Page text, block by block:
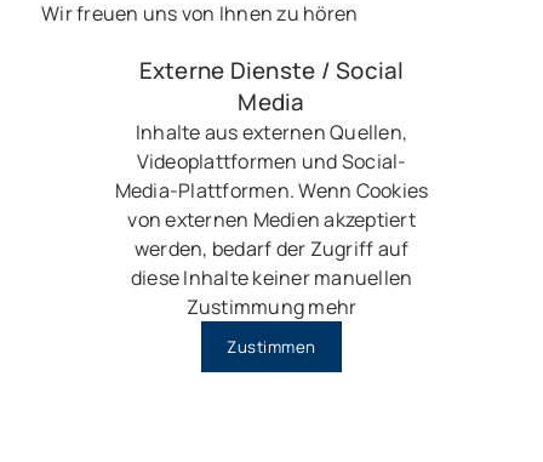
Wir freuen uns von Ihnen zu hören
Externe Dienste / Social
Media
Inhalte aus externen Quellen,
Videoplattformen und Social-
Media-Plattformen. Wenn Cookies
von externen Medien akzeptiert
werden, bedarf der Zugriff auf
diese Inhalte keiner manuellen
Zustimmung mehr
Zustimmen